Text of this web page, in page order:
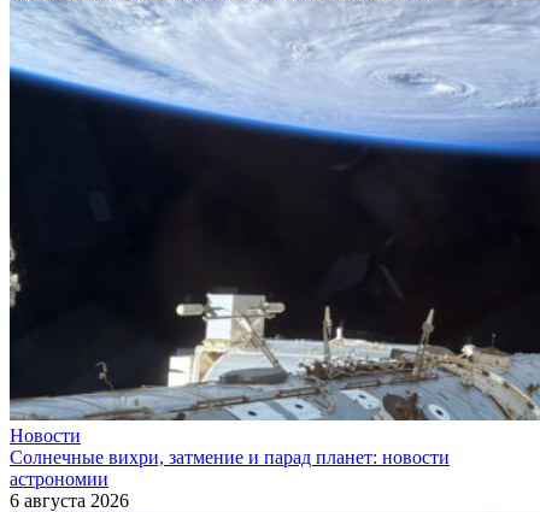
Новости
Солнечные вихри, затмение и парад планет: новости
астрономии
6 августа 2026